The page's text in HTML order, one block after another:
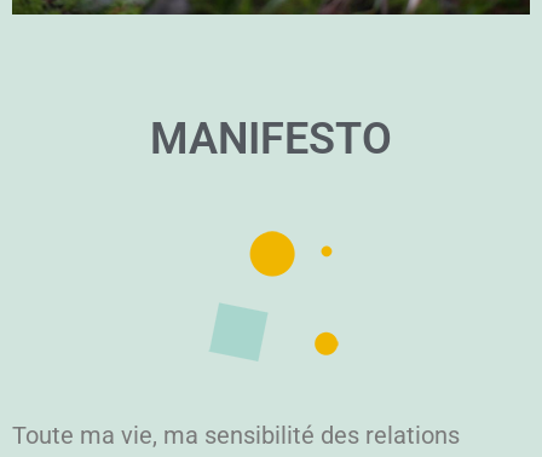
MANIFESTO
Toute ma vie, ma sensibilité des relations